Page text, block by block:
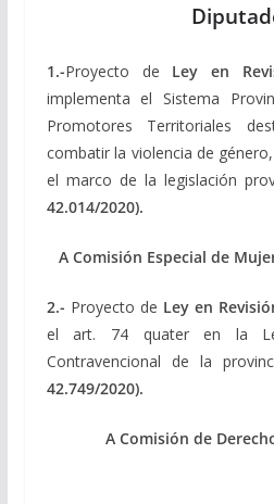
1.-Proyecto de Ley en
implementa el Sistema
Promotores Territoriales
combatir la violencia de
el marco de la legislación
42.014/2020).
A Comisión Especial de
2.- Proyecto de Ley en
el art. 74 quater en la
Contravencional de la
42.749/2020).
A Comisiónde